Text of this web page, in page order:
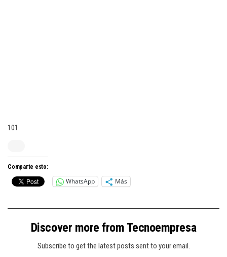
101
Comparte esto:
WhatsApp Más
Discover more from Tecnoempresa
Subscribe to get the latest posts sent to your email.